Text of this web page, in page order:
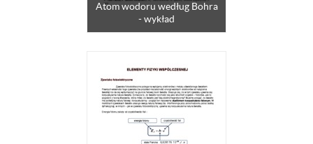
Atom wodoru według Bohra
- wykład